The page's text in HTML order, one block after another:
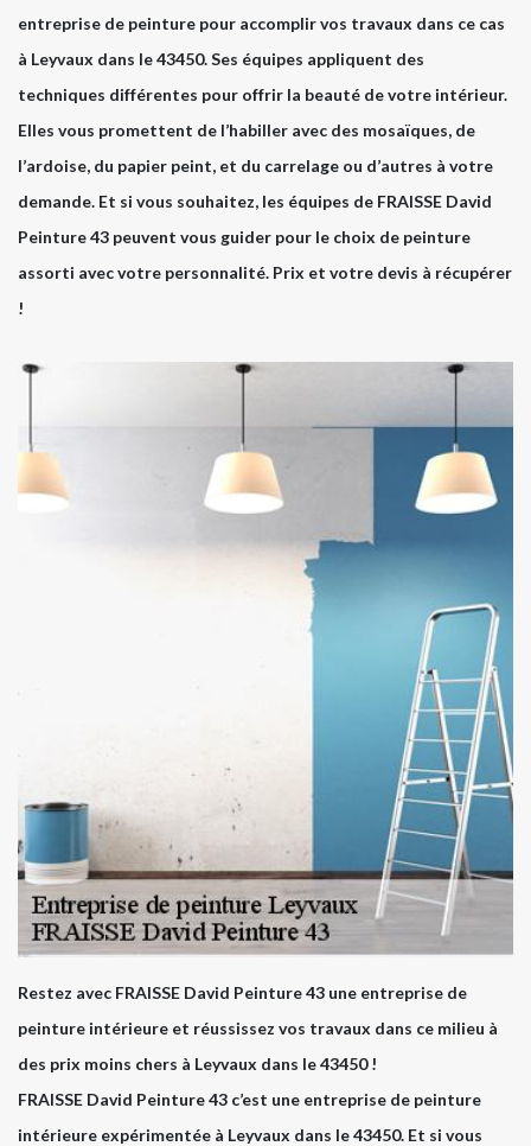
entreprise de peinture pour accomplir vos travaux dans ce cas
à Leyvaux dans le 43450. Ses équipes appliquent des
techniques différentes pour offrir la beauté de votre intérieur.
Elles vous promettent de l’habiller avec des mosaïques, de
l’ardoise, du papier peint, et du carrelage ou d’autres à votre
demande. Et si vous souhaitez, les équipes de FRAISSE David
Peinture 43 peuvent vous guider pour le choix de peinture
assorti avec votre personnalité. Prix et votre devis à récupérer
!
Restez avec FRAISSE David Peinture 43 une entreprise de
peinture intérieure et réussissez vos travaux dans ce milieu à
des prix moins chers à Leyvaux dans le 43450 !
FRAISSE David Peinture 43 c’est une entreprise de peinture
intérieure expérimentée à Leyvaux dans le 43450. Et si vous